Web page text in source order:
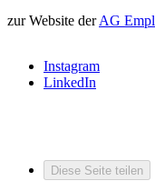
zur Website derAG
Instagram
LinkedIn
Diese Seite teilen